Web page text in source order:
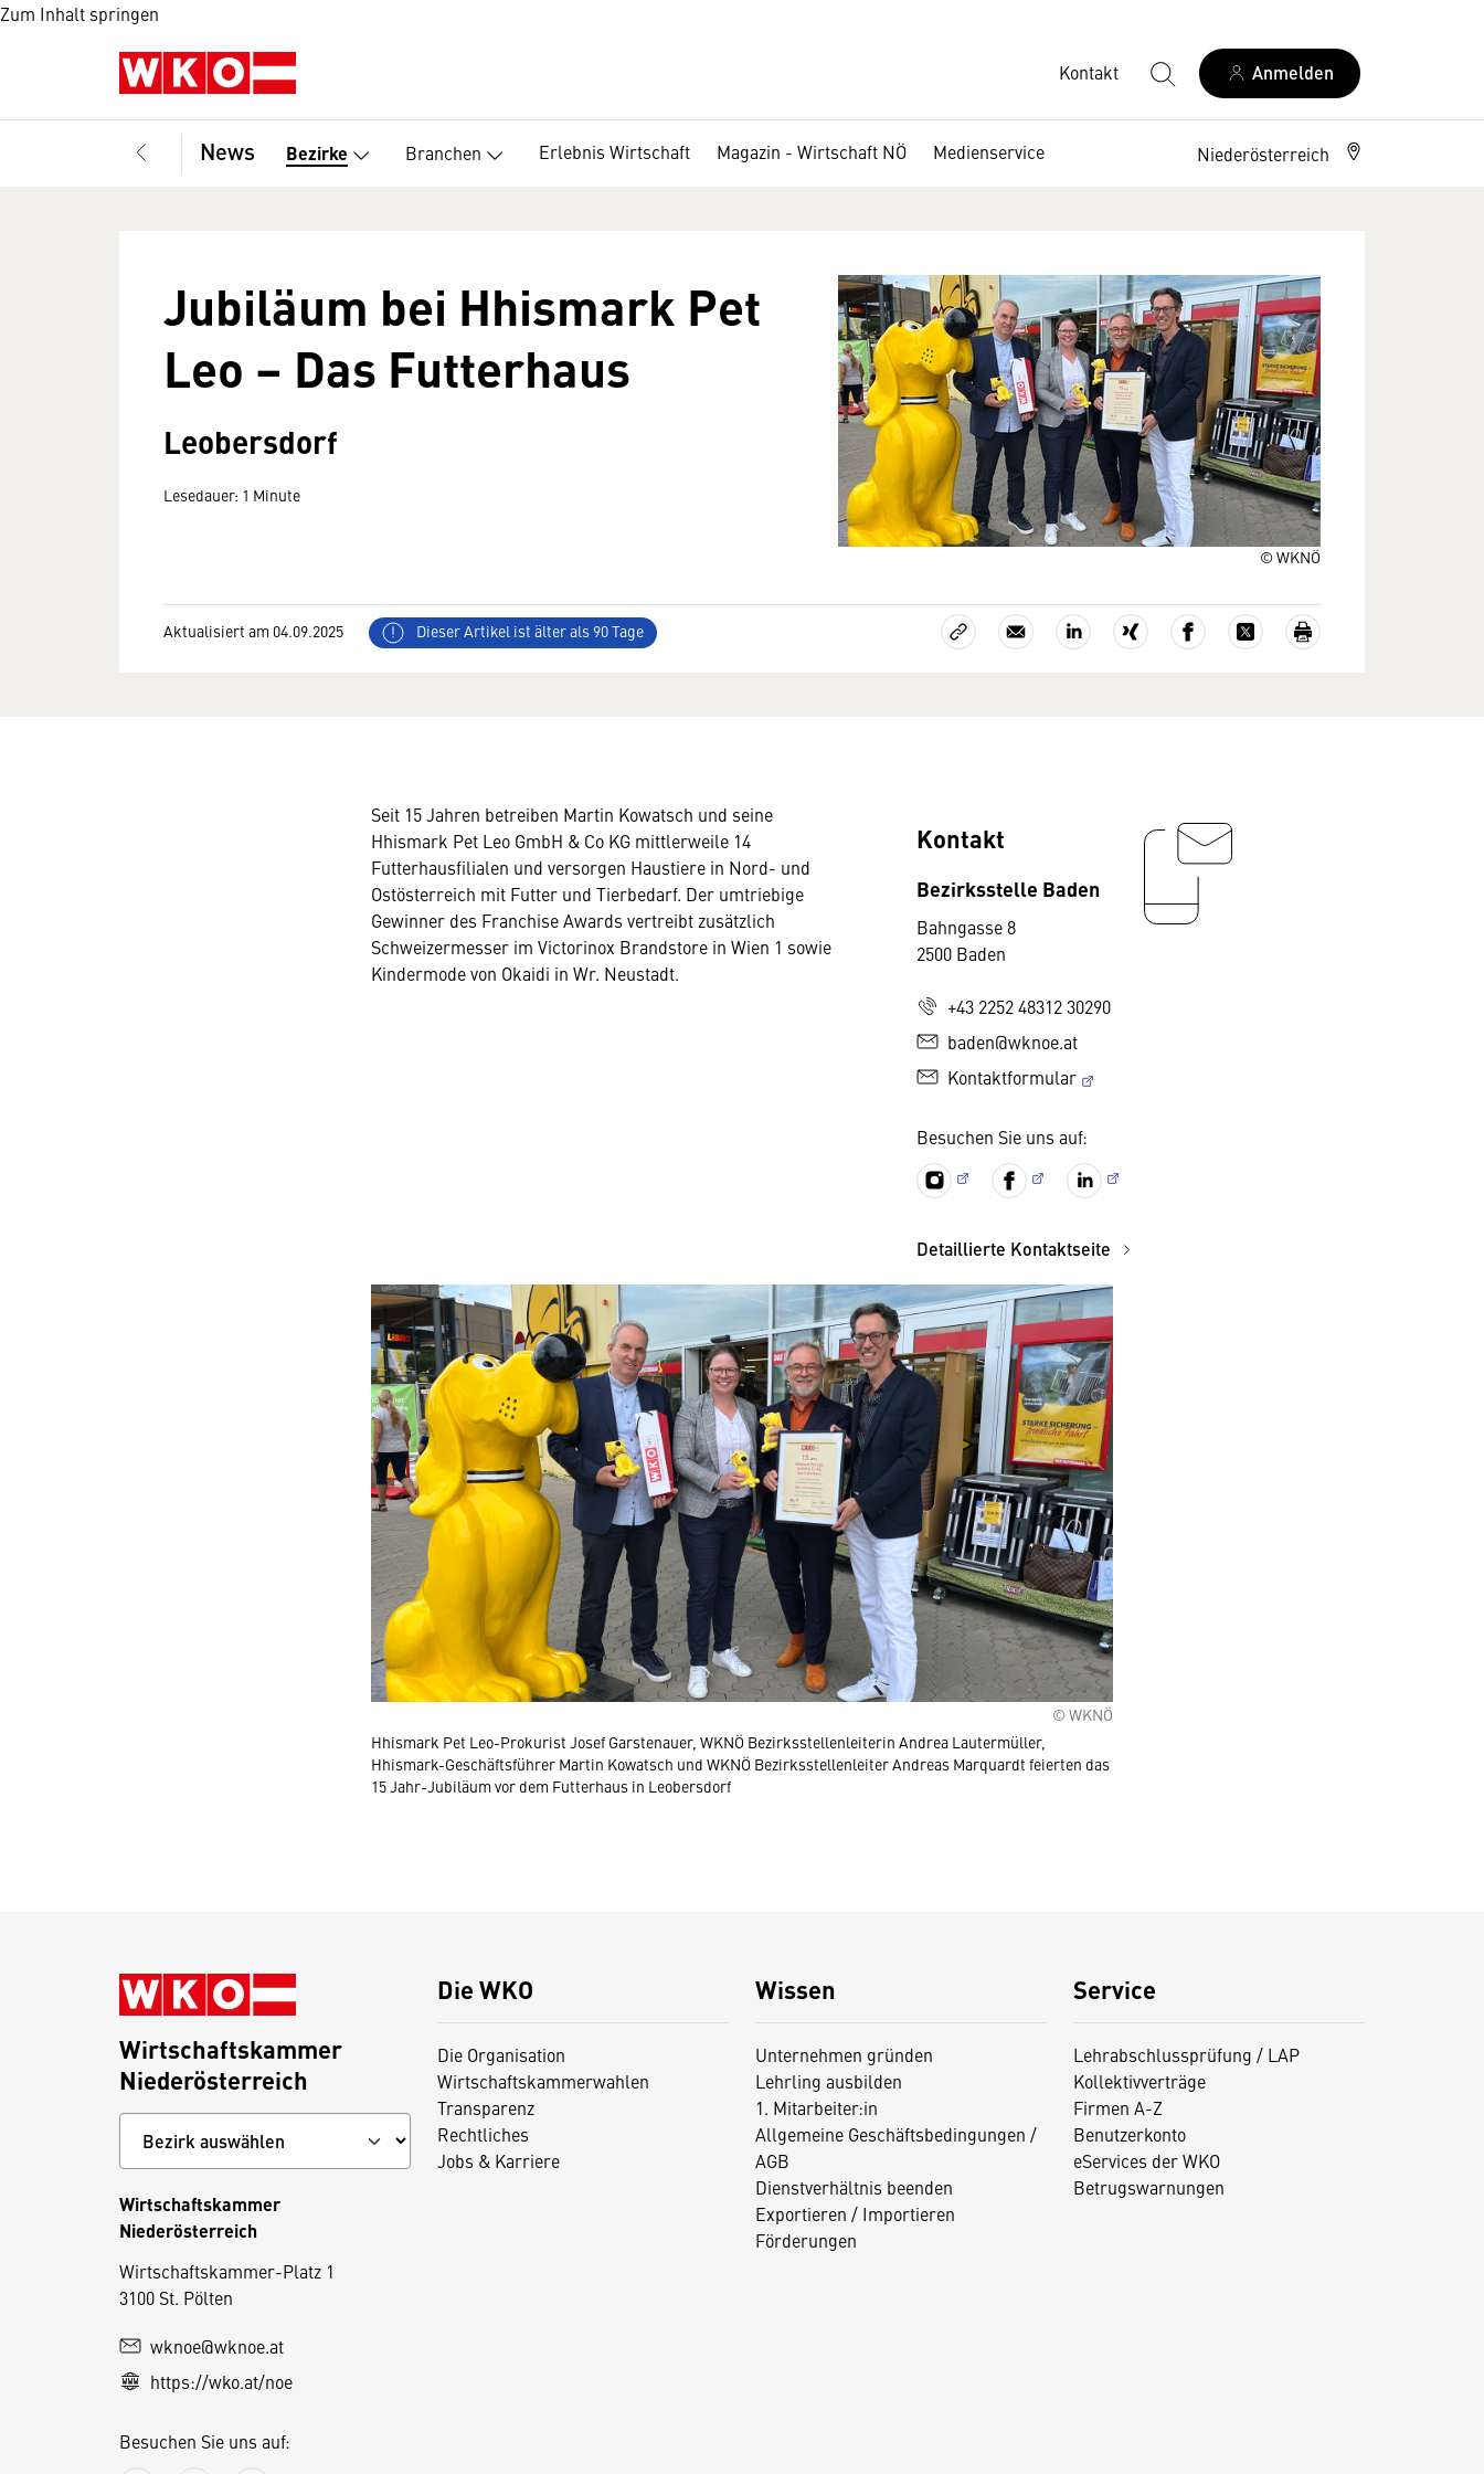
Zum Inhalt springen
Kontakt Anmelden
News Bezirke Branchen Erlebnis Wirtschaft Magazin - Wirtschaft NÖ Medienservice Niederösterreich
© WKNÖ
Jubiläum bei Hhismark Pet
Leo – Das Futterhaus
Leobersdorf
Lesedauer: 1 Minute
Aktualisiert am 04.09.2025 Dieser Artikel ist älter als 90 Tage
Kontakt
Bezirksstelle Baden
Bahngasse 8
2500 Baden
+43 2252 48312 30290
baden@wknoe.at
Kontaktformular
Besuchen Sie uns auf:
Detaillierte Kontaktseite
Seit 15 Jahren betreiben Martin Kowatsch und seine
Hhismark Pet Leo GmbH & Co KG mittlerweile 14
Futterhausfilialen und versorgen Haustiere in Nord- und
Ostösterreich mit Futter und Tierbedarf. Der umtriebige
Gewinner des Franchise Awards vertreibt zusätzlich
Schweizermesser im Victorinox Brandstore in Wien 1 sowie
Kindermode von Okaidi in Wr. Neustadt.
© WKNÖ
Hhismark Pet Leo-Prokurist Josef Garstenauer, WKNÖ Bezirksstellenleiterin Andrea Lautermüller,
Hhismark-Geschäftsführer Martin Kowatsch und WKNÖ Bezirksstellenleiter Andreas Marquardt feierten das
15 Jahr-Jubiläum vor dem Futterhaus in Leobersdorf
Die WKO
Die Organisation
Wirtschaftskammerwahlen
Transparenz
Rechtliches
Jobs & Karriere
Wissen
Unternehmen gründen
Lehrling ausbilden
1. Mitarbeiter:in
Allgemeine Geschäftsbedingungen /
AGB
Dienstverhältnis beenden
Exportieren / Importieren
Förderungen
Service
Lehrabschlussprüfung / LAP
Kollektivverträge
Firmen A-Z
Benutzerkonto
eServices der WKO
Betrugswarnungen
Wirtschaftskammer
Niederösterreich
Wirtschaftskammer
Niederösterreich
Wirtschaftskammer-Platz 1
3100 St. Pölten
wknoe@wknoe.at
https://wko.at/noe
Besuchen Sie uns auf: